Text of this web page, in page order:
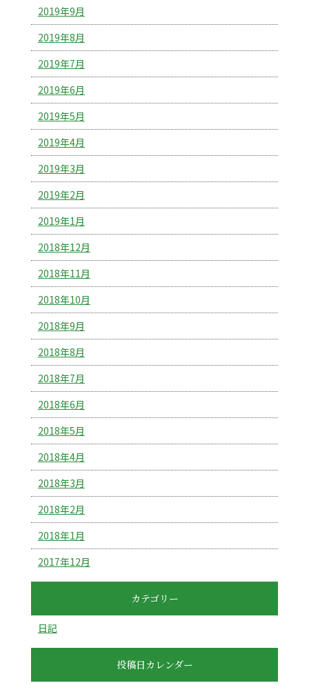
2019年9月
2019年8月
2019年7月
2019年6月
2019年5月
2019年4月
2019年3月
2019年2月
2019年1月
2018年12月
2018年11月
2018年10月
2018年9月
2018年8月
2018年7月
2018年6月
2018年5月
2018年4月
2018年3月
2018年2月
2018年1月
2017年12月
カテゴリー
日記
投稿日カレンダー